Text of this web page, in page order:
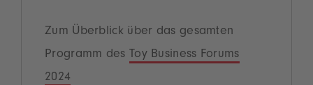
Zum Überblick über das gesamten
Programm des Toy Business Forums
2024